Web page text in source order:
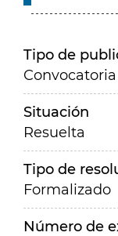
Tipo de
Situación
Resuelta
Tipo de
Formalizado
Número de